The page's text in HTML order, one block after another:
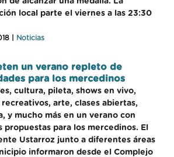
local parte el viernes a las 23:30
| Noticias
un verano repleto de
para los mercedinos
cultura, pileta, shows en vivo,
recreativos, arte, clases abiertas,
y mucho más en un verano con
propuestas para los mercedinos. El
Ustarroz junto a diferentes áreas
informaron desde el Complejo